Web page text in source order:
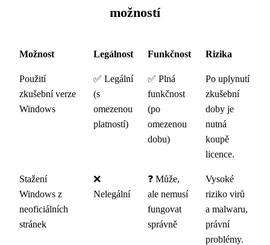
možností
Možnost Legálnost Funkčnost Rizika
Použití
zkušební verze
Windows
✅ Legální
(s
omezenou
platností)
✅ Plná
funkčnost
(po
omezenou
dobu)
Po uplynutí
zkušební
doby je
nutná
koupě
licence.
Stažení
Windows z
neoficiálních
stránek
❌
Nelegální
❓ Může,
ale nemusí
fungovat
správně
Vysoké
riziko virů
a malwaru,
právní
problémy.